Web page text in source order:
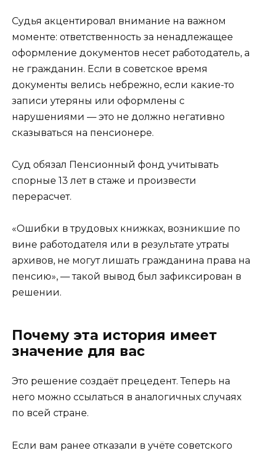
Судья акцентировал внимание на важном
моменте: ответственность за ненадлежащее
оформление документов несет работодатель, а
не гражданин. Если в советское время
документы велись небрежно, если какие-то
записи утеряны или оформлены с
нарушениями — это не должно негативно
сказываться на пенсионере.
Суд обязал Пенсионный фонд учитывать
спорные 13 лет в стаже и произвести
перерасчет.
«Ошибки в трудовых книжках, возникшие по
вине работодателя или в результате утраты
архивов, не могут лишать гражданина права на
пенсию», — такой вывод был зафиксирован в
решении.
Почему эта история имеет
значение для вас
Это решение создаёт прецедент. Теперь на
него можно ссылаться в аналогичных случаях
по всей стране.
Если вам ранее отказали в учёте советского